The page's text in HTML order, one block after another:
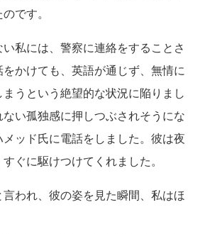
です。
私には、警察に連絡をすることさ
をかけても、英語が通じず、無情に
まうという絶望的な状況に陥りまし
い孤独感に押しつぶされそうにな
メッド氏に電話をしました。彼は夜
ぐに駆けつけてくれました。
言われ、彼の姿を見た瞬間、私はほ